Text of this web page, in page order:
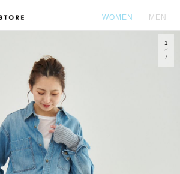
WOMEN MEN
1
7